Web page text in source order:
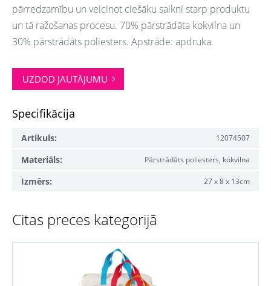
pārredzamību un veicinot ciešāku saikni starp produktu
un tā ražošanas procesu. 70% pārstrādāta kokvilna un
30% pārstrādāts poliesters. Apstrāde: apdruka.
UZDOD JAUTĀJUMU
Specifikācija
Artikuls: 12074507
Materiāls: Pārstrādāts poliesters, kokvilna
Izmērs: 27 x 8 x 13cm
Citas preces kategorijā